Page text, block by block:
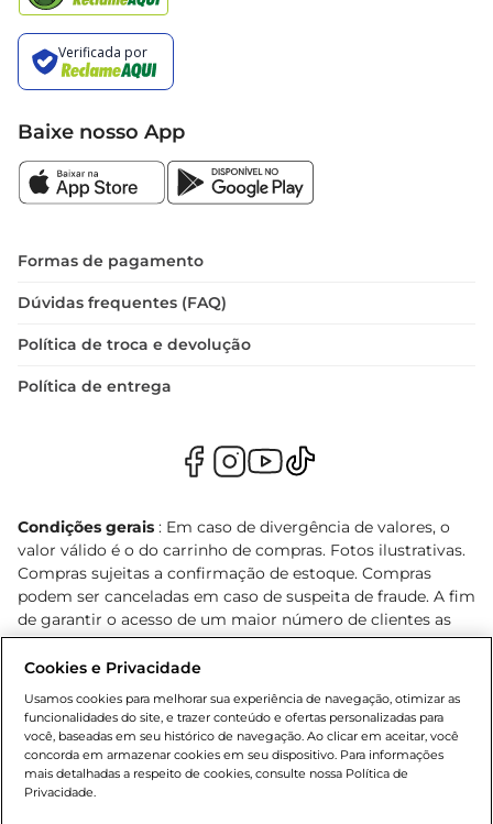
Baixe nosso App
Formas de pagamento
Dúvidas frequentes (FAQ)
Política de troca e devolução
Política de entrega
Condições gerais : Em caso de divergência de valores, o
valor válido é o do carrinho de compras. Fotos ilustrativas.
Compras sujeitas a confirmação de estoque. Compras
podem ser canceladas em caso de suspeita de fraude. A fim
de garantir o acesso de um maior número de clientes as
nossas promoções, a compra de produtos com preços
promocionais poderá ter sua quantidade limitada por
cliente. Os preços, ofertas e condições são exclusivos para
o e-commerce e válidos durante o dia de hoje, podendo
sofrer alterações sem prévia notificação. Proibida a venda
de bebidas alcoólicas para menores de 18 anos, conforme
Lei n.º 8069/90, art. 81, inciso II (Estatuto da Criança e do
Cookies e Privacidade
Usamos cookies para melhorar sua experiência de navegação, otimizar as
funcionalidades do site, e trazer conteúdo e ofertas personalizadas para
você, baseadas em seu histórico de navegação. Ao clicar em aceitar, você
concorda em armazenar cookies em seu dispositivo. Para informações
mais detalhadas a respeito de cookies, consulte nossa Política de
Privacidade.